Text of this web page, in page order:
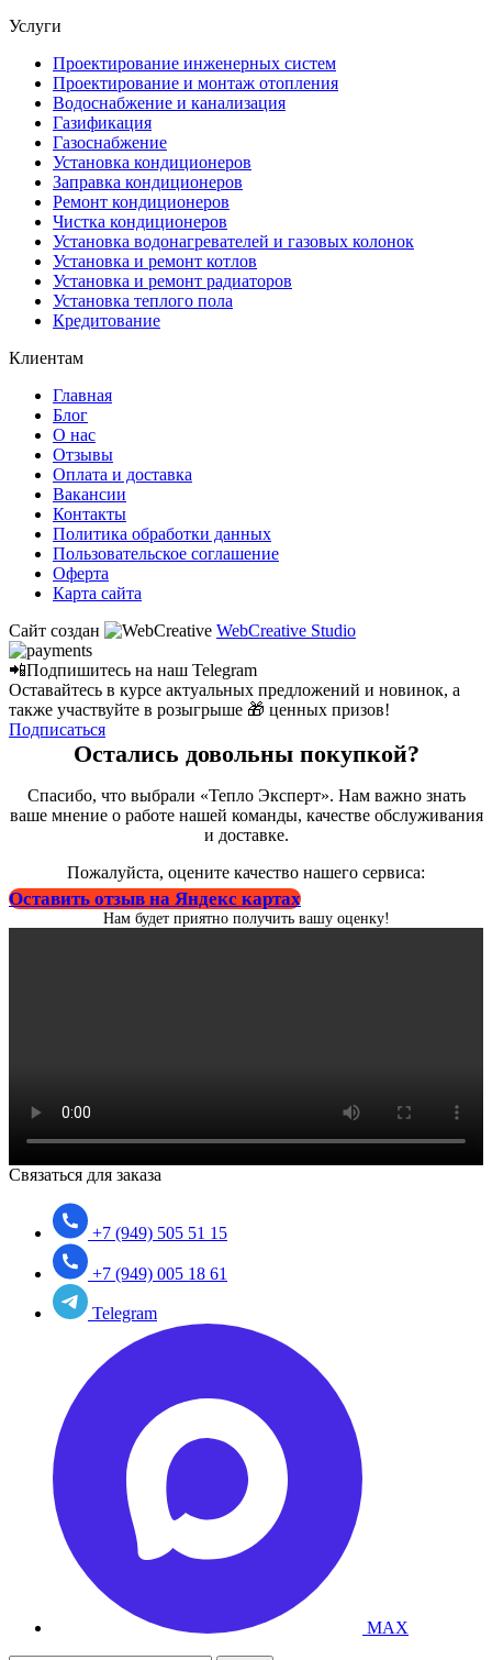
Услуги
Проектирование инженерных систем
Проектирование и монтаж отопления
Водоснабжение и канализация
Газификация
Газоснабжение
Установка кондиционеров
Заправка кондиционеров
Ремонт кондиционеров
Чистка кондиционеров
Установка водонагревателей и газовых колонок
Установка и ремонт котлов
Установка и ремонт радиаторов
Установка теплого пола
Кредитование
Клиентам
Главная
Блог
О нас
Отзывы
Оплата и доставка
Вакансии
Контакты
Политика обработки данных
Пользовательское соглашение
Оферта
Карта сайта
Сайт создан
WebCreative Studio
📲Подпишитесь на наш Telegram
Оставайтесь в курсе актуальных предложений и новинок, а
также участвуйте в розыгрыше 🎁 ценных призов!
Подписаться
Остались довольны покупкой?
Спасибо, что выбрали «Тепло Эксперт». Нам важно знать
ваше мнение о работе нашей команды, качестве обслуживания
и доставке.
Пожалуйста, оцените качество нашего сервиса:
Оставить отзыв на Яндекс картах
Нам будет приятно получить вашу оценку!
Связаться для заказа
+7 (949) 505 51 15
+7 (949) 005 18 61
Telegram
MAX